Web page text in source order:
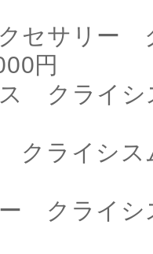
セサリー
円
クライシ
クライシス
クライシ